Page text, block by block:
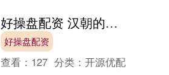
好操盘配资 汉朝的影响力，宗族力量以及应谶的需要，使刘秀仍以汉为国号
好操盘配资
查看： 127 分类：开源优配